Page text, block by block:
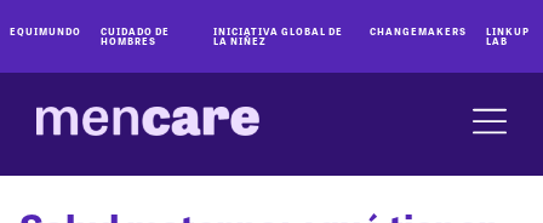
EQUIMUNDO CUIDADO DE
HOMBRES
INICIATIVA GLOBAL DE
LA NIÑEZ
CHANGEMAKERS LINKUP
LAB